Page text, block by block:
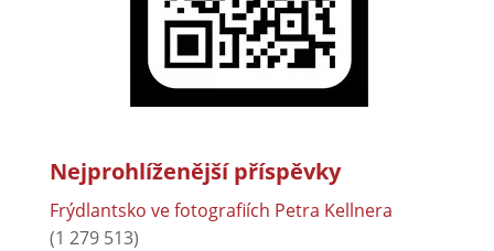
Nejprohlíženější příspěvky
Frýdlantsko ve fotografiích Petra Kellnera
(1 279 513)